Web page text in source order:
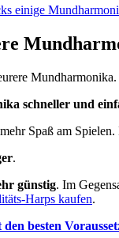
einige
schneller und
Spaß am Spielen.
.
günstig. Im
Harps kaufen.
besten